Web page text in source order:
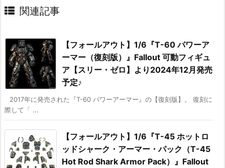
関連記事
【フォールアウト】1/6『T-60 パワーア
ーマー（復刻版）』Fallout 可動フィギュ
ア【スリー・ゼロ】より2024年12月発売
予定♪
2017年に発売された『T-60 パワーアーマー』の【復刻版】。 復刻に
際して「 ...
【フォールアウト】1/6『T-45 ホットロ
ッドシャーク・アーマー・パック（T-45
Hot Rod Shark Armor Pack）』Fallout